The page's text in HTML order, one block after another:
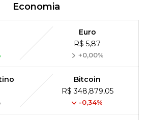
Economia
Euro
R$ 5,87
+0,00%
Bitcoin
R$ 348,879,05
-0,34%